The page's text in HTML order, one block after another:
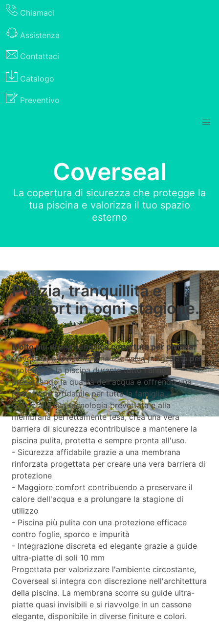
Chiamaci
Assistenza
Contattaci
Catalogo
Preventivo
Coverseal
La copertura di sicurezza che protegge la
tua piscina e valorizza il tuo spazio
esterno
Copertura calpestabile Coverseal per la piscina
Pulizia, tranquillità e
comfort in ogni stagione.
Molto più di una semplice copertura per piscina.
Coverseal è una soluzione esclusiva progettata per
proteggere la piscina durante tutto l'anno,
preservando la qualità dell'acqua e offrendo una
protezione affidabile per tutta la famiglia.
Grazie alla sua tecnologia brevettata e alla
membrana perfettamente tesa, crea una vera
barriera di sicurezza econtribuisce a mantenere la
piscina pulita, protetta e sempre pronta all'uso.
- Sicurezza affidabile grazie a una membrana
rinforzata progettata per creare una vera barriera di
protezione
- Maggiore comfort contribuendo a preservare il
calore dell'acqua e a prolungare la stagione di
utilizzo
- Piscina più pulita con una protezione efficace
contro foglie, sporco e impurità
- Integrazione discreta ed elegante grazie a guide
ultra-piatte di soli 10 mm
Progettata per valorizzare l'ambiente circostante,
Coverseal si integra con discrezione nell'architettura
della piscina. La membrana scorre su guide ultra-
piatte quasi invisibili e si riavvolge in un cassone
elegante, disponibile in diverse finiture e colori.